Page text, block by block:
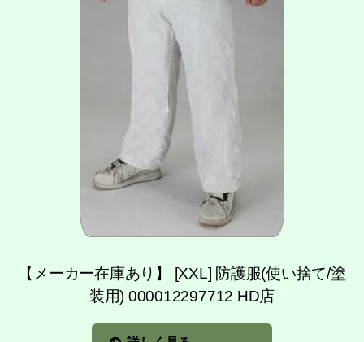
【メーカー在庫あり】 [XXL] 防護服(使い捨て/塗
装用) 000012297712 HD店